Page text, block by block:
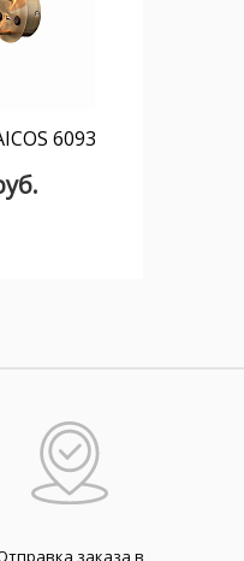
6093
заказа в